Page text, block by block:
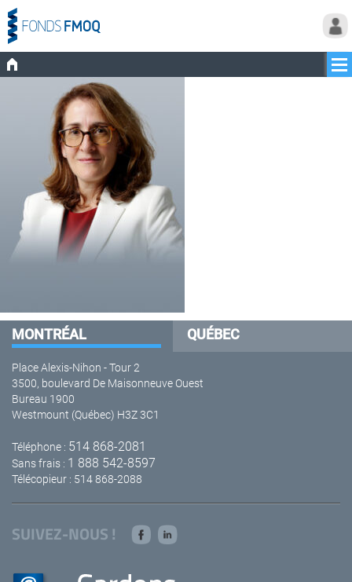
MONTRÉAL QUÉBEC
Place Alexis-Nihon - Tour 2
3500, boulevard De Maisonneuve Ouest
Bureau 1900
Westmount (Québec) H3Z 3C1
Téléphone : 514 868-2081
Sans frais : 1 888 542-8597
Télécopieur : 514 868-2088
SUIVEZ-NOUS !